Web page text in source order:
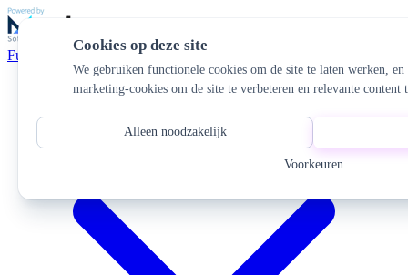
Cookies op deze site
We gebruiken functionele cookies om de site te laten werken,
marketing-cookies om de site te verbeteren en relevante content
Voorkeuren
Alleen noodzakelijk
Functionaliteiten